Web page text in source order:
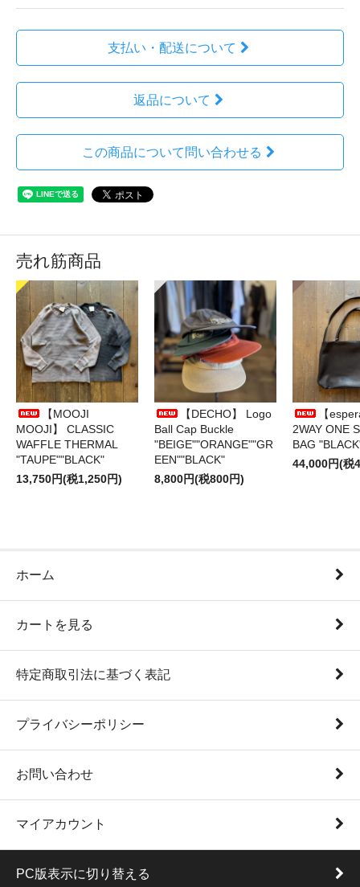
支払い・配送について
返品について
この商品について問い合わせる
売れ筋商品
【MOOJI
MOOJI】 CLASSIC
WAFFLE THERMAL
"TAUPE""BLACK"
13,750円(税1,250円)
【DECHO】 Logo
Ball Cap Buckle
"BEIGE""ORANGE""GR
EEN""BLACK"
8,800円(税800円)
【
2WAY ONE
BAG
44,000円(税
ホーム
カートを見る
特定商取引法に基づく表記
プライバシーポリシー
お問い合わせ
マイアカウント
PC版表示に切り替える